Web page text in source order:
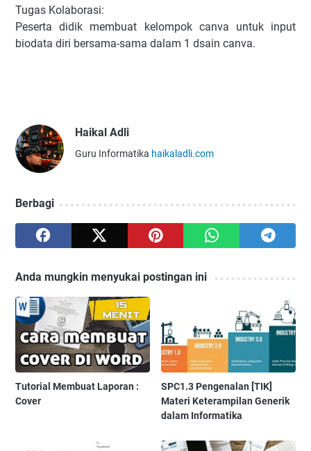
Tugas Kolaborasi:
Peserta didik membuat kelompok canva untuk input
biodata diri bersama-sama dalam 1 dsain canva.
Haikal Adli
Guru Informatika haikaladli.com
Berbagi
Anda mungkin menyukai postingan ini
Tutorial Membuat Laporan :
Cover
SPC1.3 Pengenalan [TIK]
Materi Keterampilan Generik
dalam Informatika